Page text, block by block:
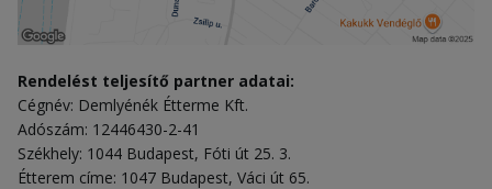
Rendelést teljesítő partner adatai:
Cégnév: Demlyénék Étterme Kft.
Adószám: 12446430-2-41
Székhely: 1044 Budapest, Fóti út 25. 3.
Étterem címe: 1047 Budapest, Váci út 65.